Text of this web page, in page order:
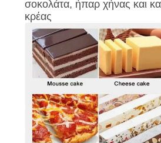
σοκολάτα, ήπαρ χήνας και
κρέας